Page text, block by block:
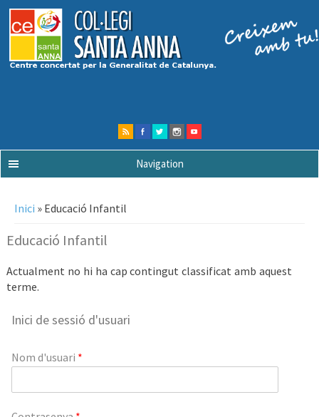
Navigation
Inici » Educació Infantil
Educació Infantil
Actualment no hi ha cap contingut classificat amb aquest
terme.
Inici de sessió d'usuari
Nom d'usuari *